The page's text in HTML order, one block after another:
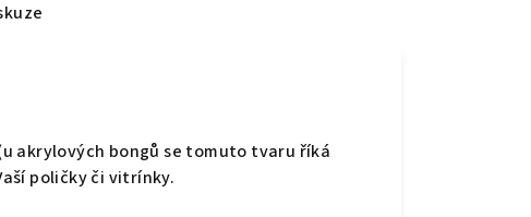
akrylových bongů se tomuto tvaru říká
poličky či vitrínky.